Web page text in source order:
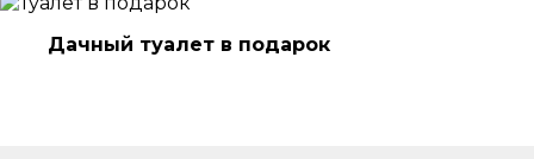
Дачный туалет в подарок